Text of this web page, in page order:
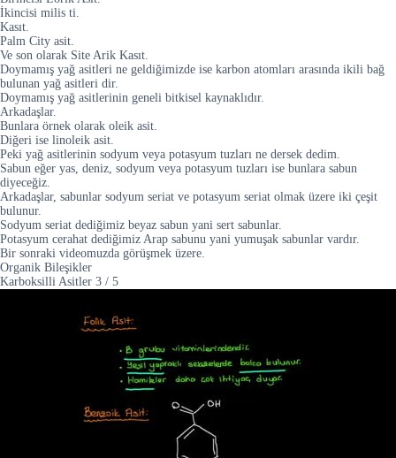
İkincisi milis ti.
Kasıt.
Palm City asit.
Ve son olarak Site Arik Kasıt.
Doymamış yağ asitleri ne geldiğimizde ise karbon atomları arasında ikili bağ
bulunan yağ asitleri dir.
Doymamış yağ asitlerinin geneli bitkisel kaynaklıdır.
Arkadaşlar.
Bunlara örnek olarak oleik asit.
Diğeri ise linoleik asit.
Peki yağ asitlerinin sodyum veya potasyum tuzları ne dersek dedim.
Sabun eğer yas, deniz, sodyum veya potasyum tuzları ise bunlara sabun
diyeceğiz.
Arkadaşlar, sabunlar sodyum seriat ve potasyum seriat olmak üzere iki çeşit
bulunur.
Sodyum seriat dediğimiz beyaz sabun yani sert sabunlar.
Potasyum cerahat dediğimiz Arap sabunu yani yumuşak sabunlar vardır.
Bir sonraki videomuzda görüşmek üzere.
Organik Bileşikler
Karboksilli Asitler 3 / 5